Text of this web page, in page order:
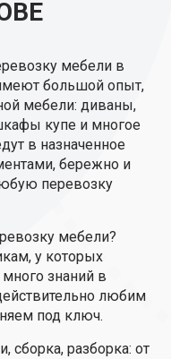
мебели в
большой опыт,
мебели: диваны,
купе и многое
в назначенное
бережно и
перевозку
мебели?
у которых
знаний в
любим
под ключ.
сборка, разборка: от